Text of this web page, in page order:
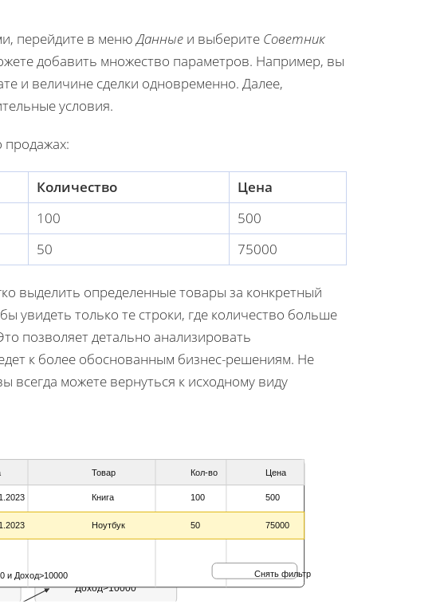
перейдите в менюДанные и выберите Советник
добавить множество параметров. Например, вы
и величине сделки одновременно. Далее,
условия.
продажах:
Количество
Цена
100
500
50 75000
выделить определенные товары за конкретный
увидеть только те строки, где количество больше
позволяет детально анализировать
к более обоснованным бизнес-решениям. Не
можете вернуться к исходному виду
Доход>10000
Товар Кол-во Цена
Книга 100 500
Ноутбук 50 75000
и Доход>10000 Снять фильтр